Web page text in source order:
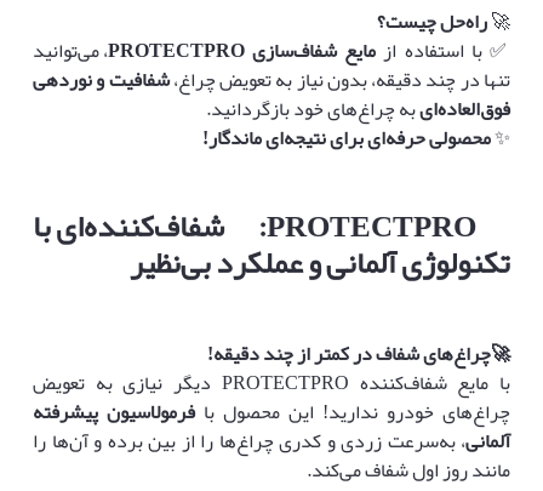
🚀راه‌حل چیست؟
✅ با استفاده ازمایع شفاف‌سازیPROTECTPRO ، می‌توانید
تنها در چند دقیقه، بدون نیاز به تعویض چراغ،شفافیت و نوردهی
فوق‌العاده‌ایبه چراغ‌های خود بازگردانید.
✨محصولی حرفه‌ای برای نتیجه‌ای ماندگار!
:شفاف‌کننده‌ای با
تکنولوژی آلمانی و عملکرد بی‌نظیر
🚀چراغ‌های شفاف در کمتر از چند دقیقه!
با مایع شفاف‌کننده PROTECTPRO دیگر نیازی به تعویض
چراغ‌های خودرو ندارید! این محصول بافرمولاسیون پیشرفته
آلمانی، به‌سرعت زردی و کدری چراغ‌ها را از بین برده و آن‌ها را
مانند روز اول شفاف می‌کند.